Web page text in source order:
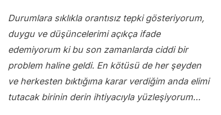
Durumlara sıklıkla orantısız tepki gösteriyorum,
duygu ve düşüncelerimi açıkça ifade
edemiyorum ki bu son zamanlarda ciddi bir
problem haline geldi. En kötüsü de her şeyden
ve herkesten bıktığıma karar verdiğim anda elimi
tutacak birinin derin ihtiyacıyla yüzleşiyorum…